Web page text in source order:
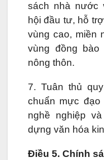
sách nhà nước
hội đầu tư, hỗ
vùng cao, miền
vùng đồng
nông thôn.
7. Tuân thủ
chuẩn mực
nghề nghiệp
dựng văn hóa
Điều 5. Chính